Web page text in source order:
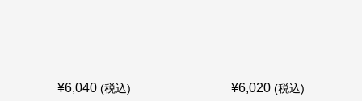
¥6,040 (税込) ¥6,020 (税込)